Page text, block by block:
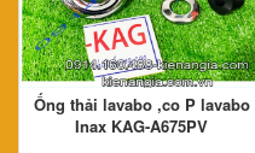
Ống thải lavabo ,co P lavabo
Inax KAG-A675PV